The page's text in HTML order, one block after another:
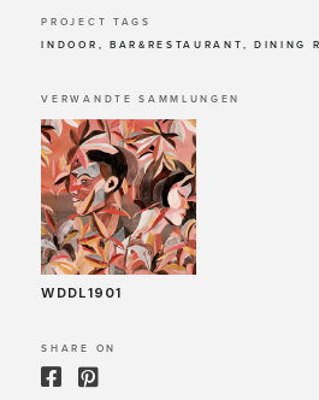
PROJECT TAGS
INDOOR, BAR&RESTAURANT, DINING
VERWANDTE SAMMLUNGEN
WDDL1901
SHARE ON